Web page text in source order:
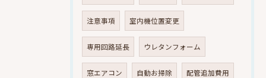
注意事項 室内機位置変更
専用回路延長 ウレタンフォーム
窓エアコン 自動お掃除 配管追加費用